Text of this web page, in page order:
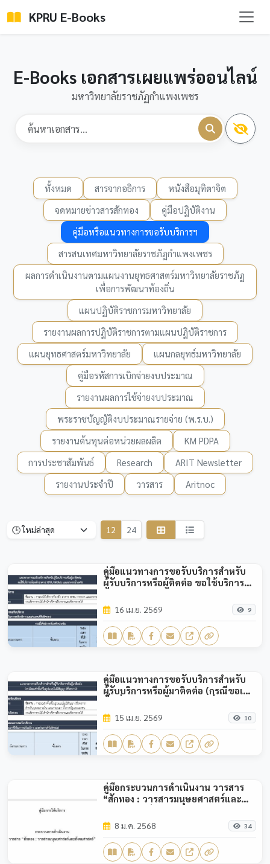
KPRU E-Books
E-Books เอกสารเผยแพร่ออนไลน์
มหาวิทยาลัยราชภัฏกำแพงเพชร
ทั้งหมด สารจากอธิการ
หนังสือมุทิตาจิต
จดหมายข่าวสารสักทอง
คู่มือปฏิบัติงาน
คู่มือหรือแนวทางการขอรับบริการฯ
สารสนเทศมหาวิทยาลัยราชภัฏกำแพงเพชร
ผลการดำเนินงานตามแผนงานยุทธศาสตร์มหาวิทยาลัยราชภัฏ
เพื่อการพัฒนาท้องถิ่น
แผนปฏิบัติราชการมหาวิทยาลัย
รายงานผลการปฏิบัติราชการตามแผนปฏิบัติราชการ
แผนยุทธศาสตร์มหาวิทยาลัย
แผนกลยุทธ์มหาวิทยาลัย
คู่มือรหัสการเบิกจ่ายงบประมาณ
รายงานผลการใช้จ่ายงบประมาณ
พระราชบัญญัติงบประมาณรายจ่าย (พ.ร.บ.)
รายงานต้นทุนต่อหน่วยผลผลิต
KM PDPA
การประชาสัมพันธ์
Research
ARIT Newsletter
รายงานประจำปี
วารสาร Aritnoc
12 24
คู่มือแนวทางการขอรับบริการสำหรับ
ผู้รับบริการหรือผู้ติดต่อ ขอใช้บริการ
น้ำเพชร
16 เม.ย. 2569 9
คู่มือแนวทางการขอรับบริการสำหรับ
ผู้รับบริการหรือผู้มาติดต่อ (กรณีขอเช่า
15 เม.ย. 2569 10
คู่มือกระบวนการดำเนินงาน วารสาร
“สักทอง : วารสารมนุษยศาสตร์และ
8 ม.ค. 2568 34